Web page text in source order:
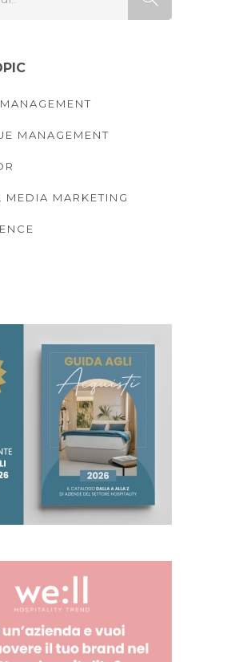
MANAGEMENT
MEDIA MARKETING